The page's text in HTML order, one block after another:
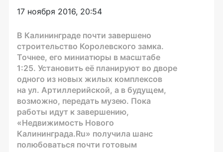
17 ноября 2016, 20:54
В Калининграде почти завершено
строительство Королевского замка.
Точнее, его миниатюры в масштабе
1:25. Установить её планируют во дворе
одного из новых жилых комплексов
на ул. Артиллерийской, а в будущем,
возможно, передать музею. Пока
работы идут к завершению,
«Недвижимость Нового
Калининграда.Ru» получила шанс
полюбоваться почти готовым